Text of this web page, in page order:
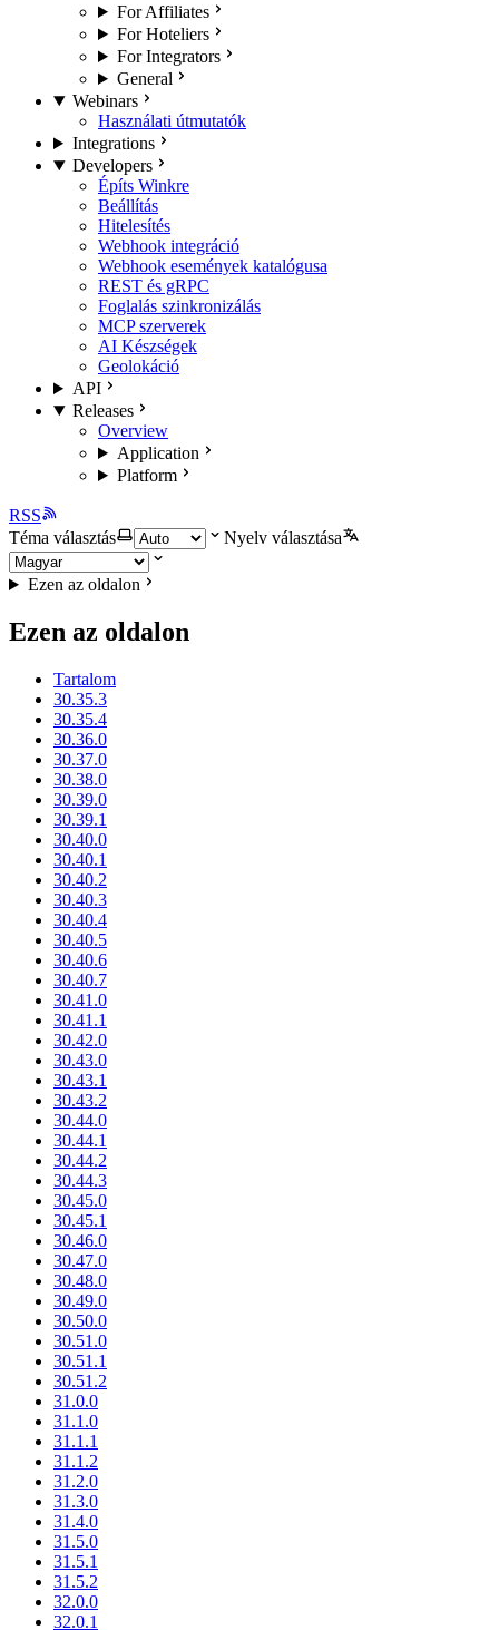
For Affiliates
For Hoteliers
For Integrators
General
Webinars
Használati útmutatók
Integrations
Developers
Építs Winkre
Beállítás
Hitelesítés
Webhook integráció
Webhook események katalógusa
REST és gRPC
Foglalás szinkronizálás
MCP szerverek
AI Készségek
Geolokáció
API
Releases
Overview
Application
Platform
RSS
Téma választás
Nyelv választása
Ezen az oldalon
Ezen az oldalon
Tartalom
30.35.3
30.35.4
30.36.0
30.37.0
30.38.0
30.39.0
30.39.1
30.40.0
30.40.1
30.40.2
30.40.3
30.40.4
30.40.5
30.40.6
30.40.7
30.41.0
30.41.1
30.42.0
30.43.0
30.43.1
30.43.2
30.44.0
30.44.1
30.44.2
30.44.3
30.45.0
30.45.1
30.46.0
30.47.0
30.48.0
30.49.0
30.50.0
30.51.0
30.51.1
30.51.2
31.0.0
31.1.0
31.1.1
31.1.2
31.2.0
31.3.0
31.4.0
31.5.0
31.5.1
31.5.2
32.0.0
32.0.1